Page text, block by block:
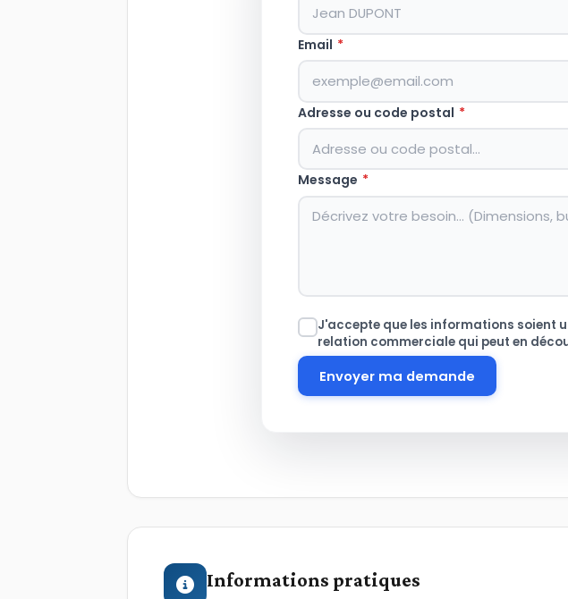
Email *
Adresse ou code postal *
Message *
J'accepte que les informations soient
relation commerciale qui peut en
Envoyer ma demande
Informations pratiques